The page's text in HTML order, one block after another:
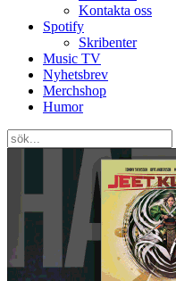
Kontakta oss
Spotify
Skribenter
Music TV
Nyhetsbrev
Merchshop
Humor